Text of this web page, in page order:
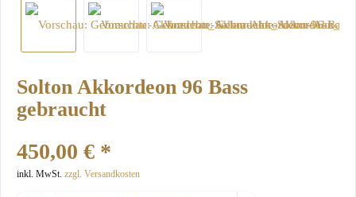
Solton Akkordeon 96 Bass
gebraucht
450,00 € *
inkl. MwSt. zzgl. Versandkosten